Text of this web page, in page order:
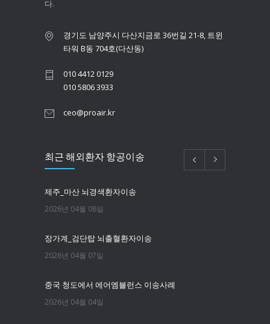
다.
경기도 남양주시 다산지금로 36번길 21-8, 트윈
타워 B동 704호(다산동)
010 4412 0129
010 5806 3933
ceo@proair.kr
최근 해외환자 항공이송
제주_마산 뇌경색환자이송
2026년 04월 08일
장가계_검단탑 뇌출혈환자이송
2026년 04월 07일
중국 청도에서 에어엠뷸런스 이송사례
2026년 04월 04일